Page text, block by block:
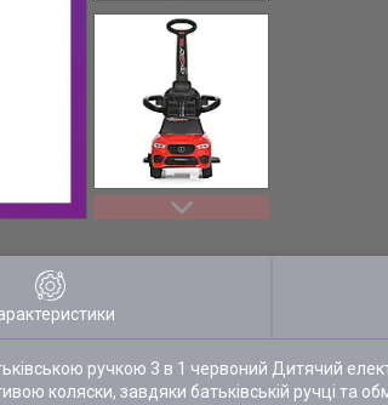
ручкою 3 в 1 червоний Дитячий
коляски, завдяки батьківській ручці